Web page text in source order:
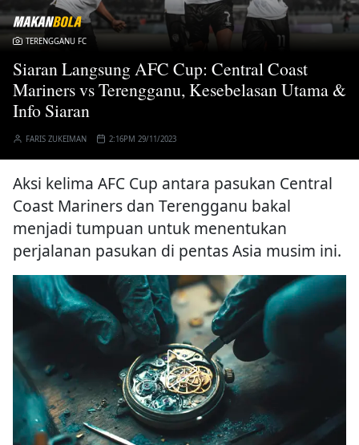
TERENGGANU FC
Siaran Langsung AFC Cup: Central Coast
Mariners vs Terengganu, Kesebelasan Utama &
Info Siaran
FARIS ZUKEIMAN 2:16PM 29/11/2023
Aksi kelima AFC Cup antara pasukan Central
Coast Mariners dan Terengganu bakal
menjadi tumpuan untuk menentukan
perjalanan pasukan di pentas Asia musim ini.